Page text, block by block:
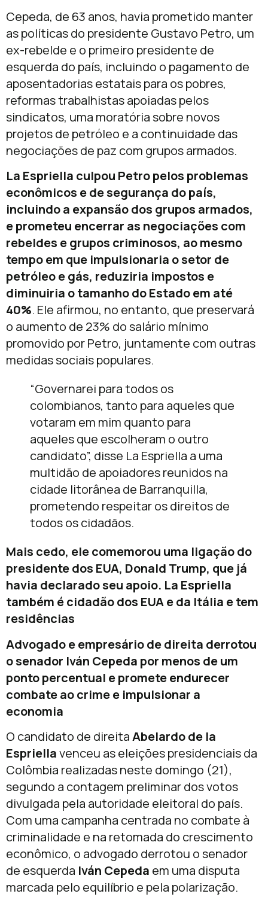
Cepeda, de 63 anos, havia prometido manter
as políticas do presidente Gustavo Petro, um
ex-rebelde e o primeiro presidente de
esquerda do país, incluindo o pagamento de
aposentadorias estatais para os pobres,
reformas trabalhistas apoiadas pelos
sindicatos, uma moratória sobre novos
projetos de petróleo e a continuidade das
negociações de paz com grupos armados.
La Espriella culpou Petro pelos problemas
econômicos e de segurança do país,
incluindo a expansão dos grupos armados,
e prometeu encerrar as negociações com
rebeldes e grupos criminosos, ao mesmo
tempo em que impulsionaria o setor de
petróleo e gás, reduziria impostos e
diminuiria o tamanho do Estado em até
40%. Ele afirmou, no entanto, que preservará
o aumento de 23% do salário mínimo
promovido por Petro, juntamente com outras
medidas sociais populares.
“Governarei para todos os
colombianos, tanto para aqueles que
votaram em mim quanto para
aqueles que escolheram o outro
candidato”, disse La Espriella a uma
multidão de apoiadores reunidos na
cidade litorânea de Barranquilla,
prometendo respeitar os direitos de
todos os cidadãos.
Mais cedo, ele comemorou uma ligação do
presidente dos EUA, Donald Trump, que já
havia declarado seu apoio. La Espriella
também é cidadão dos EUA e da Itália e tem
residências
Advogado e empresário de direita derrotou
o senador Iván Cepeda por menos de um
ponto percentual e promete endurecer
combate ao crime e impulsionar a
economia
O candidato de direitaAbelardo de la
Espriellavenceu as eleições presidenciais da
Colômbia realizadas neste domingo (21),
segundo a contagem preliminar dos votos
divulgada pela autoridade eleitoral do país.
Com uma campanha centrada no combate à
criminalidade e na retomada do crescimento
econômico, o advogado derrotou o senador
de esquerda Iván Cepeda em uma disputa
marcada pelo equilíbrio e pela polarização.